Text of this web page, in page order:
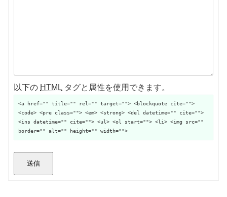
以下の HTML タグと属性を使用できます。
<a href="" title="" rel="" target=""> <blockquote cite="">
<code> <pre class=""> <em> <strong> <del datetime="" cite="">
<ins datetime="" cite=""> <ul> <ol start=""> <li> <img src=""
border="" alt="" height="" width="">
送信